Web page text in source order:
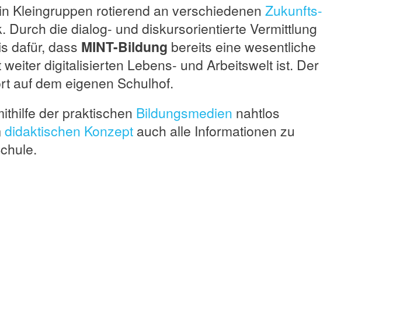
Kleingruppen rotierend an verschiedenen Zukunfts-
Durch die dialog- und diskursorientierte Vermittlung
dafür, dass MINT-Bildung bereits eine wesentliche
digitalisierten Lebens- und Arbeitswelt ist. Der
auf dem eigenen Schulhof.
der praktischen Bildungsmedien nahtlos
didaktischen Konzept auch alle Informationen zu